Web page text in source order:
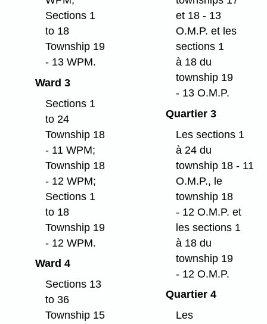
Sections 1
to 18
Township 19
- 13 WPM.
Ward 3
Sections 1
to 24
Township 18
- 11 WPM;
Township 18
- 12 WPM;
Sections 1
to 18
Township 19
- 12 WPM.
Ward 4
Sections 13
to 36
Township 15
et 18 - 13
O.M.P. et les
sections 1
à 18 du
township 19
- 13 O.M.P.
Quartier 3
Les sections 1
à 24 du
township 18 - 11
O.M.P., le
township 18
- 12 O.M.P. et
les sections 1
à 18 du
township 19
- 12 O.M.P.
Quartier 4
Les